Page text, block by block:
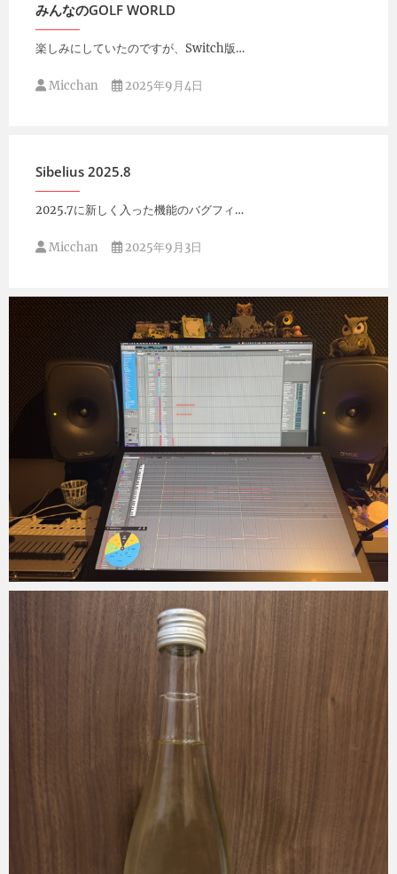
みんなのGOLF WORLD
楽しみにしていたのですが、Switch版…
Micchan 2025年9月4日
Sibelius 2025.8
2025.7に新しく入った機能のバグフィ…
Micchan 2025年9月3日
2025年9月2日